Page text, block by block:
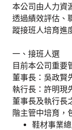
本公司由人力資
透過績效評估、
蹤接班人培育進
一、接班人選
目前本公司重要
董事長：吳政賢
執行長：許明現
董事長及執行長
階主管中培育，
鞋材事業